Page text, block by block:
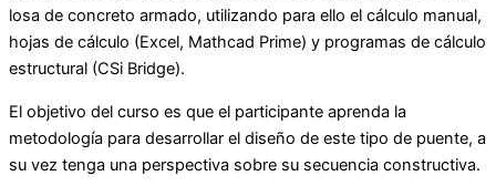
losa de concreto armado, utilizando para ello el cálculo manual,
hojas de cálculo (Excel, Mathcad Prime) y programas de cálculo
estructural (CSi Bridge).
El objetivo del curso es que el participante aprenda la
metodología para desarrollar el diseño de este tipo de puente, a
su vez tenga una perspectiva sobre su secuencia constructiva.